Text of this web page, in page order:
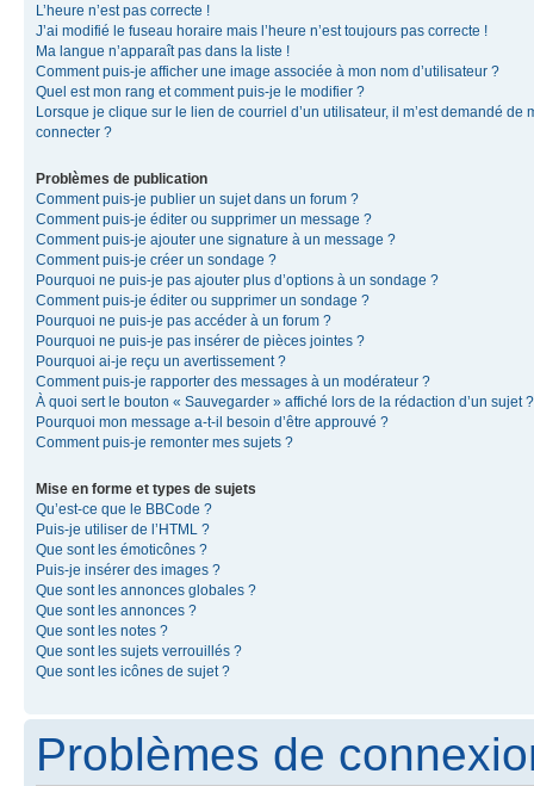
L’heure n’est pas correcte !
J’ai modifié le fuseau horaire mais l’heure n’est toujours pas correcte !
Ma langue n’apparaît pas dans la liste !
Comment puis-je afficher une image associée à mon nom d’utilisateur ?
Quel est mon rang et comment puis-je le modifier ?
Lorsque je clique sur le lien de courriel d’un utilisateur, il m’est demandé de
connecter ?
Problèmes de publication
Comment puis-je publier un sujet dans un forum ?
Comment puis-je éditer ou supprimer un message ?
Comment puis-je ajouter une signature à un message ?
Comment puis-je créer un sondage ?
Pourquoi ne puis-je pas ajouter plus d’options à un sondage ?
Comment puis-je éditer ou supprimer un sondage ?
Pourquoi ne puis-je pas accéder à un forum ?
Pourquoi ne puis-je pas insérer de pièces jointes ?
Pourquoi ai-je reçu un avertissement ?
Comment puis-je rapporter des messages à un modérateur ?
À quoi sert le bouton « Sauvegarder » affiché lors de la rédaction d’un sujet ?
Pourquoi mon message a-t-il besoin d’être approuvé ?
Comment puis-je remonter mes sujets ?
Mise en forme et types de sujets
Qu’est-ce que le BBCode ?
Puis-je utiliser de l’HTML ?
Que sont les émoticônes ?
Puis-je insérer des images ?
Que sont les annonces globales ?
Que sont les annonces ?
Que sont les notes ?
Que sont les sujets verrouillés ?
Que sont les icônes de sujet ?
Problèmes de